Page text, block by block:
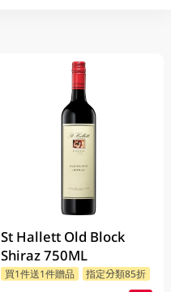
St Hallett Old Block
Shiraz 750ML
買1件送1件贈品 指定分類85折